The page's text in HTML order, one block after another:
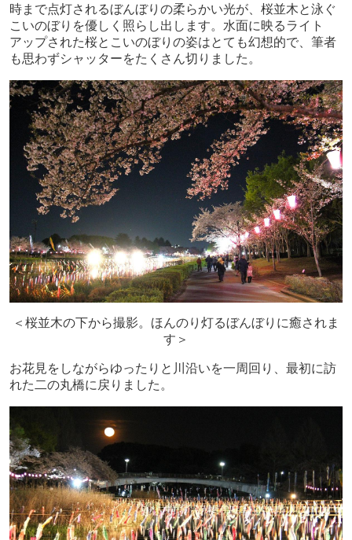
時まで点灯されるぼんぼりの柔らかい光が、桜並木と泳ぐ
こいのぼりを優しく照らし出します。水面に映るライト
アップされた桜とこいのぼりの姿はとても幻想的で、筆者
も思わずシャッターをたくさん切りました。
＜桜並木の下から撮影。ほんのり灯るぼんぼりに癒されま
す＞
お花見をしながらゆったりと川沿いを一周回り、最初に訪
れた二の丸橋に戻りました。